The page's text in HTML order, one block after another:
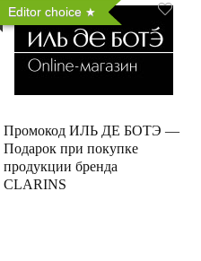
Editor choice
Промокод ИЛЬ ДЕ БОТЭ —
Подарок при покупке
продукции бренда
CLARINS